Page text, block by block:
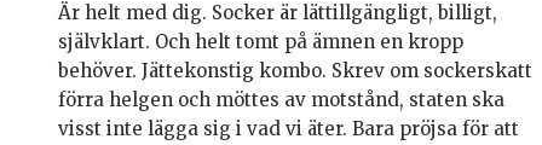
Är helt med dig. Socker är lättillgängligt, billigt,
självklart. Och helt tomt på ämnen en kropp
behöver. Jättekonstig kombo. Skrev om sockerskatt
förra helgen och möttes av motstånd, staten ska
visst inte lägga sig i vad vi äter. Bara pröjsa för att